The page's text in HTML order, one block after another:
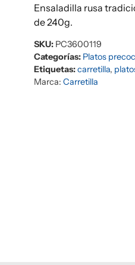
Ensaladilla rusa
de 240g.
SKU: PC3600119
Categorías: Platos
Etiquetas:carretilla,
Marca: Carretilla